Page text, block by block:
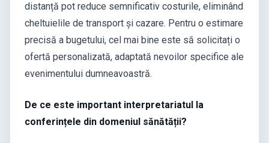
distanță pot reduce semnificativ costurile, eliminând
cheltuielile de transport și cazare. Pentru o estimare
precisă a bugetului, cel mai bine este să solicitați o
ofertă personalizată, adaptată nevoilor specifice ale
evenimentului dumneavoastră.
De ce este important interpretariatul la
conferințele din domeniul sănătății?